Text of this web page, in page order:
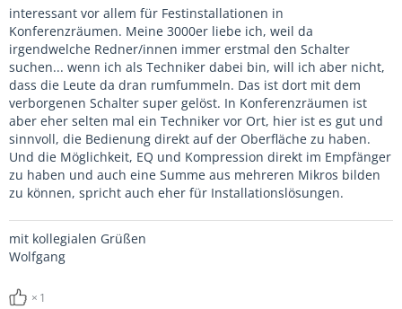
interessant vor allem für Festinstallationen in
Konferenzräumen. Meine 3000er liebe ich, weil da
irgendwelche Redner/innen immer erstmal den Schalter
suchen... wenn ich als Techniker dabei bin, will ich aber nicht,
dass die Leute da dran rumfummeln. Das ist dort mit dem
verborgenen Schalter super gelöst. In Konferenzräumen ist
aber eher selten mal ein Techniker vor Ort, hier ist es gut und
sinnvoll, die Bedienung direkt auf der Oberfläche zu haben.
Und die Möglichkeit, EQ und Kompression direkt im Empfänger
zu haben und auch eine Summe aus mehreren Mikros bilden
zu können, spricht auch eher für Installationslösungen.
mit kollegialen Grüßen
Wolfgang
1